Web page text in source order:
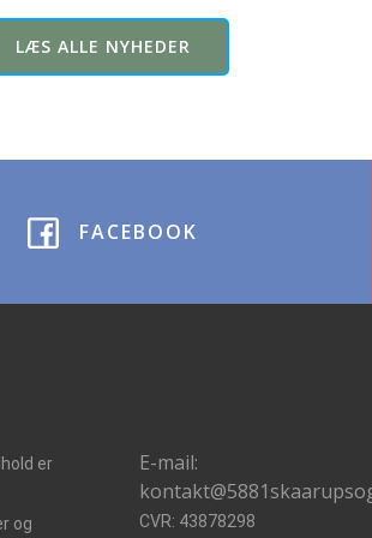
LÆS ALLE NYHEDER
FACEBOOK
er
og
E-mail:
CVR: 43878298